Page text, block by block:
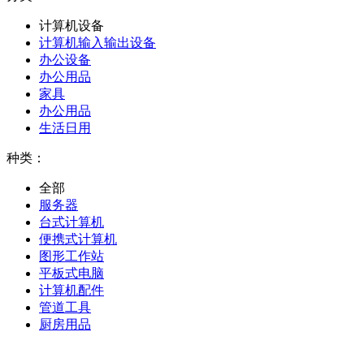
计算机设备
计算机输入输出设备
办公设备
办公用品
家具
办公用品
生活日用
种类：
全部
服务器
台式计算机
便携式计算机
图形工作站
平板式电脑
计算机配件
管道工具
厨房用品